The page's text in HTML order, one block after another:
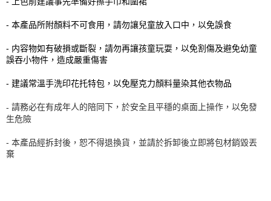
- 本產品所附顏料不可食用，請勿讓兒童放入口中，以免誤食
- 内容物如有破損或斷裂，請勿再讓孩童玩耍，以免割傷及避免幼童
誤吞小物件，造成嚴重傷害
- 建議常溫手洗印花托特包，以免壓克力顏料量染其他衣物品
- 請務必在有成年人的陪同下，於安全且平穩的桌面上操作，以免發
生危險
- 本產品經拆封後，恕不得退換貨，並請於拆卸後立即將包材銷毀丟
棄